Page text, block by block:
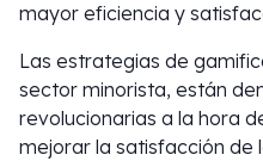
mayor eficiencia y
Las estrategias de
sector minorista, están
revolucionarias a la hora
mejorar la satisfacción de